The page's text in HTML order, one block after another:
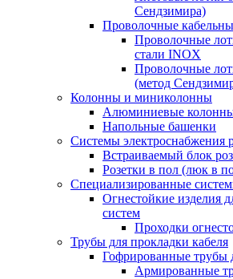
Сендзимира)
Проволочные
Проволочные
стали INOX
Проволочные
(метод
Колонны и миниколонны
Алюминиевые
Напольные башенки
Системы электроснабжения
Встраиваемый блок
Розетки в пол (люк в
Специализированные
Огнестойкие изделия
систем
Проходки
Трубы для прокладки кабеля
Гофрированные трубы
Армированные